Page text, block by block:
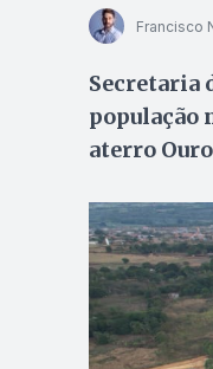
Francisco
Secretaria
população
aterro